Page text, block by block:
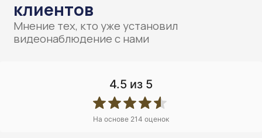
4.5 из 5
На основе 214 оценок
Проводим монтажные работы
и обучаем, как пользоваться системой
У вас рабочая систем